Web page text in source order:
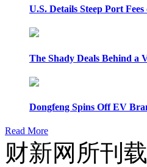
U.S. Details Steep Port
The Shady Deals Behind a
Dongfeng Spins Off EV
Read More
财新网所刊